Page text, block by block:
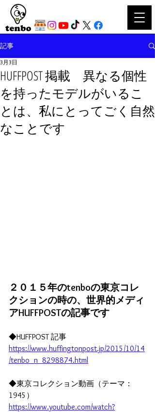
記事
HUFFPOST 掲載 異なる個性
を持ったモデルがいるこ
とは、私にとってごく自然
なことです
3月3日
２０１５年のtenboの東京コレ
クションの時の、世界的メディ
アHUFFPOSTの記事です
◆HUFFPOST 記事
https://www.huffingtonpost.jp/2015/10/14
/tenbo_n_8298874.html
◆東京コレクション動画（テーマ：
1945）
https://www.youtube.com/watch?